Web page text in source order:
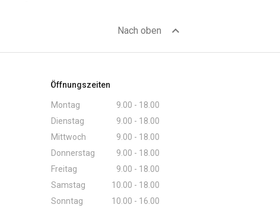
Nach oben expand_less
Öffnungszeiten
Montag
9.00 - 18.00
Dienstag
9.00 - 18.00
Mittwoch
9.00 - 18.00
Donnerstag
9.00 - 18.00
Freitag
9.00 - 18.00
Samstag
10.00 - 18.00
Sonntag
10.00 - 16.00